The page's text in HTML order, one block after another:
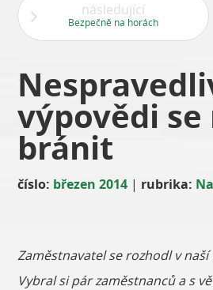
následující
Bezpečně na horách
výpovědi
bránit
číslo: březen 2014 | rubrika:
Zaměstnavatel se rozhodl v
Vybral si pár zaměstnanců a s